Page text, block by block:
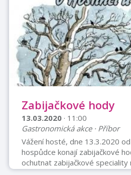
Zabijačkové hody
13.03.2020 · 11:00
Gastronomická akce · Příbor
Vážení hosté, dne 13.3.2020
hospůdce konají zabijačkové
ochutnat zabijačkové speciality
výborné pivečko a posedět s